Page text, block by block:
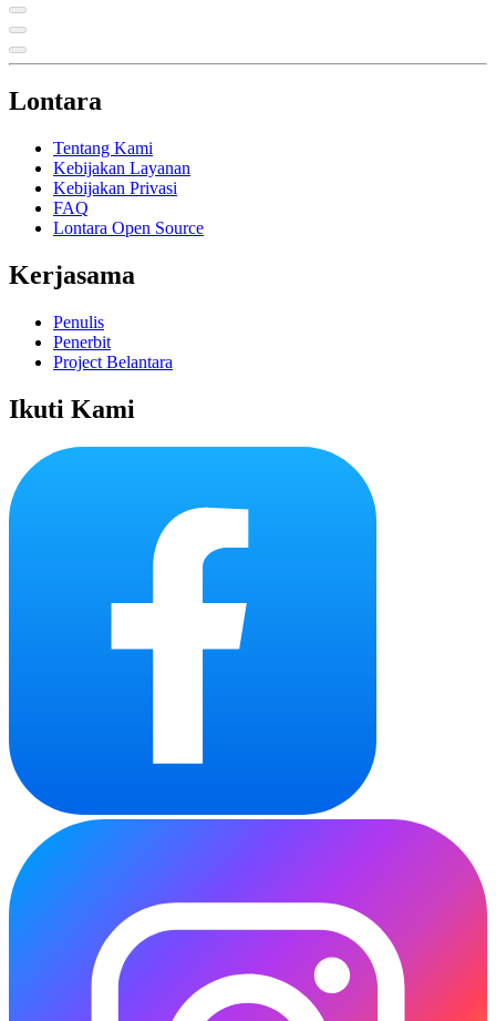
Lontara
Tentang Kami
Kebijakan Layanan
Kebijakan Privasi
FAQ
Lontara Open Source
Kerjasama
Penulis
Penerbit
Project Belantara
Ikuti Kami